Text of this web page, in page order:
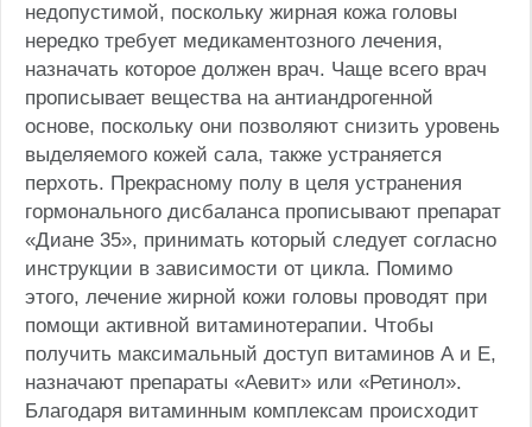
недопустимой, поскольку жирная кожа головы
нередко требует медикаментозного лечения,
назначать которое должен врач. Чаще всего врач
прописывает вещества на антиандрогенной
основе, поскольку они позволяют снизить уровень
выделяемого кожей сала, также устраняется
перхоть. Прекрасному полу в целя устранения
гормонального дисбаланса прописывают препарат
«Диане 35», принимать который следует согласно
инструкции в зависимости от цикла. Помимо
этого, лечение жирной кожи головы проводят при
помощи активной витаминотерапии. Чтобы
получить максимальный доступ витаминов А и Е,
назначают препараты «Аевит» или «Ретинол».
Благодаря витаминным комплексам происходит